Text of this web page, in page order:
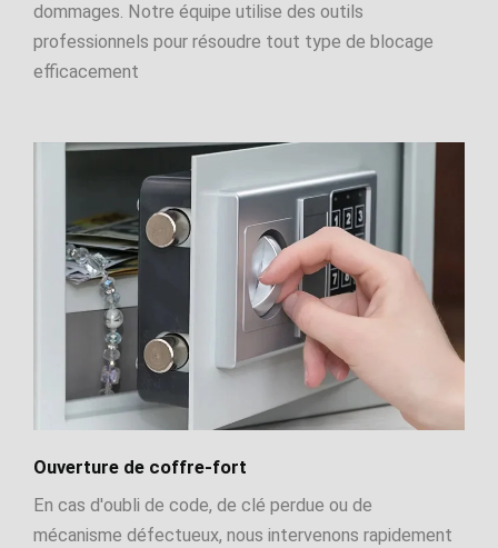
dommages. Notre équipe utilise des outils
professionnels pour résoudre tout type de blocage
efficacement
Ouverture de coffre-fort
En cas d'oubli de code, de clé perdue ou de
mécanisme défectueux, nous intervenons rapidement